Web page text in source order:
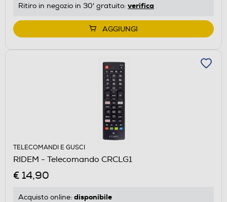
Ritiro in negozio in 30' gratuito: verifica
AGGIUNGI
TELECOMANDI E GUSCI
RIDEM - Telecomando CRCLG1
€ 14,90
Acquisto online: disponibile